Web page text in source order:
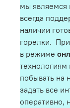
мы являемся
всегда
наличии
горелки.
в режиме
побывать на
задать все
оперативно,